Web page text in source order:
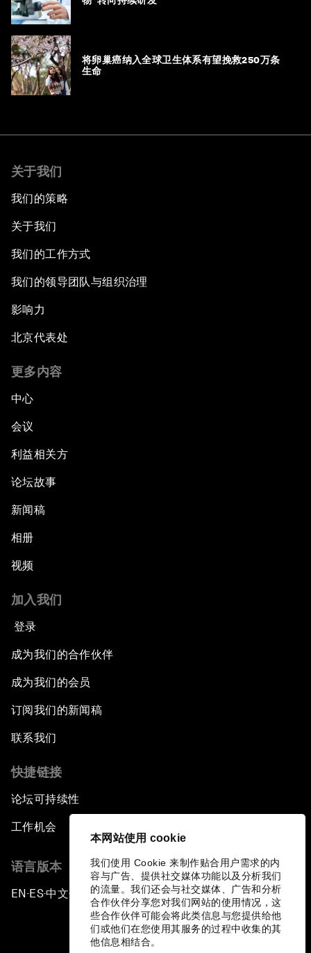
本网站使用 cookie
我们使用 Cookie 来制作贴合用户需求的内
容与广告、提供社交媒体功能以及分析我们
的流量。我们还会与社交媒体、广告和分析
合作伙伴分享您对我们网站的使用情况，这
些合作伙伴可能会将此类信息与您提供给他
们或他们在您使用其服务的过程中收集的其
他信息相结合。
将卵巢癌纳入全球卫生体系有望挽救250万条
生命
关于我们
我们的策略
关于我们
我们的工作方式
我们的领导团队与组织治理
影响力
北京代表处
更多内容
中心
会议
利益相关方
论坛故事
新闻稿
相册
视频
加入我们
登录
成为我们的合作伙伴
成为我们的会员
订阅我们的新闻稿
联系我们
快捷链接
论坛可持续性
工作机会
语言版本
EN ▪ES▪中文▪ 日本語